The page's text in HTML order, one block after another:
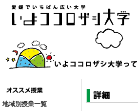
地域別授業一覧